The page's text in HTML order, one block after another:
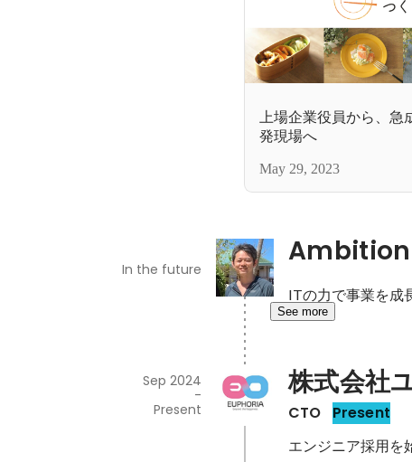
上場企業役員から、急
発現場へ
May 29, 2023
Ambition
In the future
ITの力で事業を成
See more
株式会社
CTO Present
Sep 2024
-
Present
エンジニア採用を